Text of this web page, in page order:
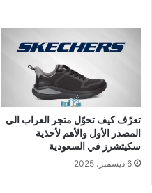
تعرّف كيف تحوّل متجر العراب الى
المصدر الأول والأهم لأحذية
سكيتشرز في السعودية
6 ديسمبر، 2025